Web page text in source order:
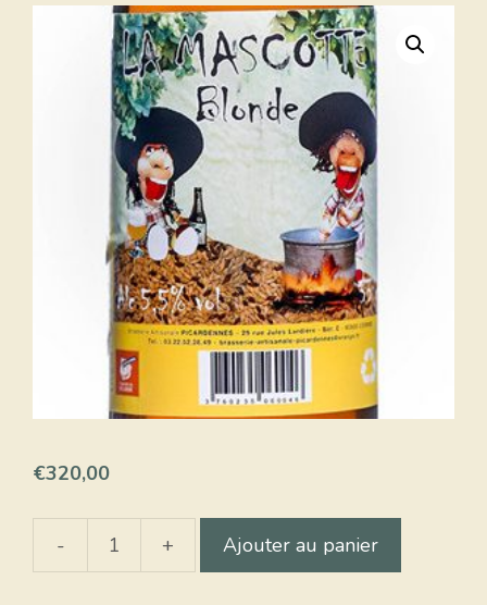
€320,00
-
quantité
+ Ajouter au panier